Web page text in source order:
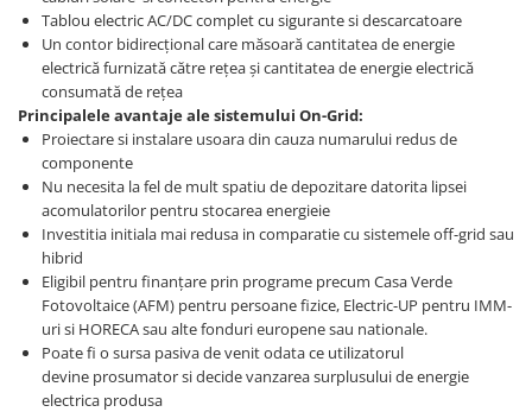
Tablou electric AC/DC complet cu sigurante si descarcatoare
Un contor bidirecțional care măsoară cantitatea de energie
electrică furnizată către rețea și cantitatea de energie electrică
consumată de rețea
Principalele avantaje ale sistemului On-Grid:
Proiectare si instalare usoara din cauza numarului redus de
componente
Nu necesita la fel de mult spatiu de depozitare datorita lipsei
acomulatorilor pentru stocarea energieie
Investitia initiala mai redusa in comparatie cu sistemele off-grid sau
hibrid
Eligibil pentru finanțare prin programe precum Casa Verde
Fotovoltaice (AFM) pentru persoane fizice, Electric-UP pentru IMM-
uri si HORECA sau alte fonduri europene sau nationale.
Poate fi o sursa pasiva de venit odata ce utilizatorul
devine prosumator si decide vanzarea surplusului de energie
electrica produsa